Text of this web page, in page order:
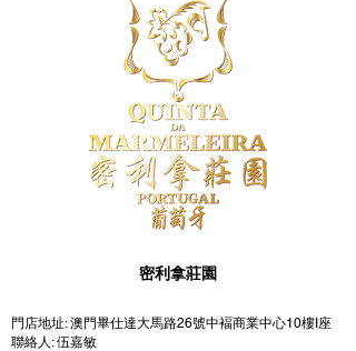
密利拿莊園
門店地址: 澳門畢仕達大馬路26號中褔商業中心10樓I座
聯絡人: 伍嘉敏